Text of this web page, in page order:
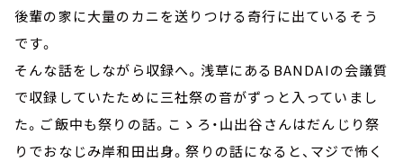
後輩の家に大量のカニを送りつける奇行に出ているそう
です。
そんな話をしながら収録へ。浅草にあるBANDAIの会議質
で収録していたために三社祭の音がずっと入っていまし
た。ご飯中も祭りの話。こゝろ・山出谷さんはだんじり祭
りでおなじみ岸和田出身。祭りの話になると、マジで怖く